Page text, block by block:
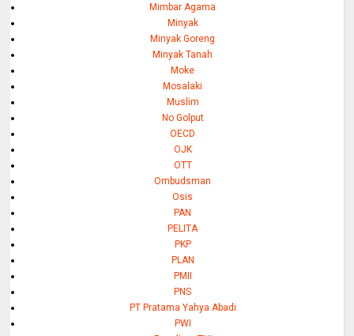
Mimbar Agama
Minyak
Minyak Goreng
Minyak Tanah
Moke
Mosalaki
Muslim
No Golput
OECD
OJK
OTT
Ombudsman
Osis
PAN
PELITA
PKP
PLAN
PMII
PNS
PT Pratama Yahya Abadi
PWI